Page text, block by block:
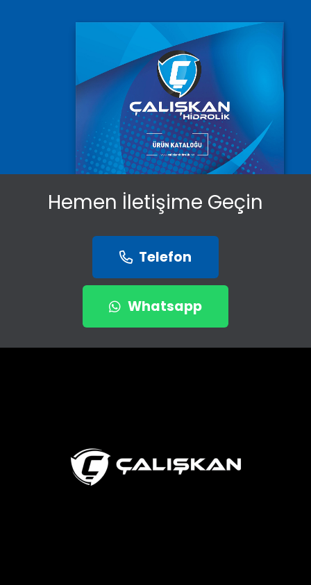
Hemen İletişime Geçin
Telefon
Whatsapp